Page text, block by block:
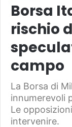
Borsa
rischio
campo
La Borsa di
innumerevoli
Le
intervenire.